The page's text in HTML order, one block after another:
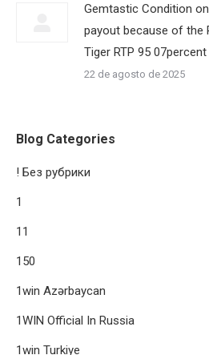
Gemtastic Condition
payout because of the
Tiger RTP 95
22 de agosto de 2025
Blog Categories
! Без рубрики
1
11
150
1win Azərbaycan
1WIN Official In Russia
1win Turkiye